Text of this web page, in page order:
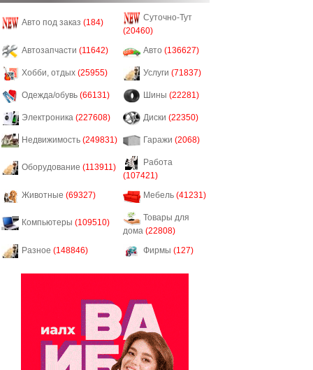
Авто под заказ (184)
Суточно-Тут
(20460)
Автозапчасти (11642) Авто (136627)
Хобби, отдых (25955) Услуги (71837)
Одежда/обувь (66131) Шины (22281)
Электроника (227608) Диски (22350)
Недвижимость (249831) Гаражи (2068)
Оборудование (113911)
Работа
(107421)
Животные (69327) Мебель (41231)
Компьютеры (109510)
Товары для
дома (22808)
Разное (148846) Фирмы (127)